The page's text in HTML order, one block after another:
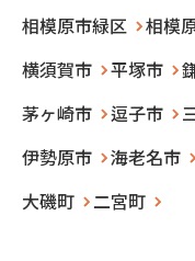
相模原市緑区
相模
横須賀市
平塚市
茅ヶ崎市
逗子市
伊勢原市
海老名市
大磯町
二宮町